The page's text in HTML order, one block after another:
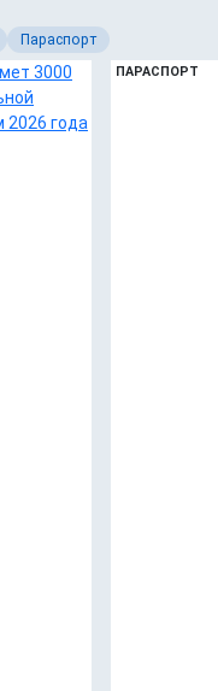
Параспорт
ПАРАСПОРТ